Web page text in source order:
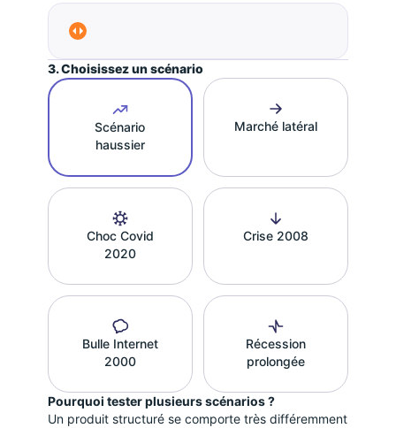
3. Choisissez un scénario
Scénario
haussier
Marché latéral
Choc Covid
2020
Crise 2008
Bulle Internet
2000
Récession
prolongée
Pourquoi tester plusieurs scénarios ?
Un produit structuré se comporte très différemment